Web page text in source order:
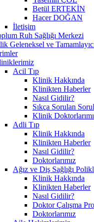
Betül ERTEKİN
Hacer DOĞAN
İletişim
Ruh Sağlığı Merkezi
Geleneksel ve
Acil Tıp
Klinik Hakkında
Klinikten Haberler
Nasıl Gidilir?
Sıkça Sorulan
Klinik
Adli Tıp
Klinik Hakkında
Klinikten Haberler
Nasıl Gidilir?
Doktorlarımız
Ağız ve Diş Sağlığı
Klinik Hakkında
Klinikten Haberler
Nasıl Gidilir?
Doktor Çalışma
Doktorlarımız